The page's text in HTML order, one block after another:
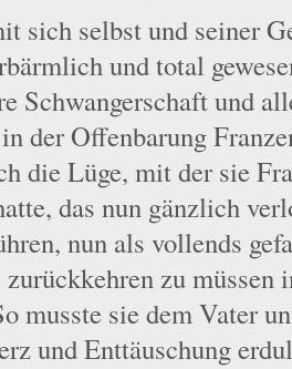
sich selbst und seiner
und total
Schwangerschaft und
der Offenbarung
die Lüge, mit der sie
das nun gänzlich
nun als vollends
zurückkehren zu
musste sie dem Vater
und Enttäuschung